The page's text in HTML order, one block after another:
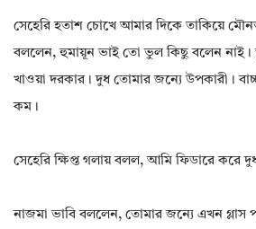
সেহেরি হতাশ চোখে আমার দিকে তাকিয়ে
বললেন, হুমায়ূন ভাই তো ভুল কিছু বলেন নাই।
খাওয়া দরকার। দুধ তোমার জন্যে উপকারী।
কম।
সেহেরি ক্ষিপ্ত গলায় বলল, আমি ফিডারে করে
নাজমা ভাবি বললেন, তোমার জন্যে এখন গ্লাস